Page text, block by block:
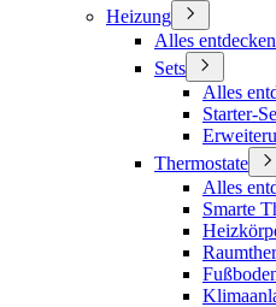
Heizung
Alles entdecken
Sets
Alles
Starter-
Thermostate
Alles
Smarte